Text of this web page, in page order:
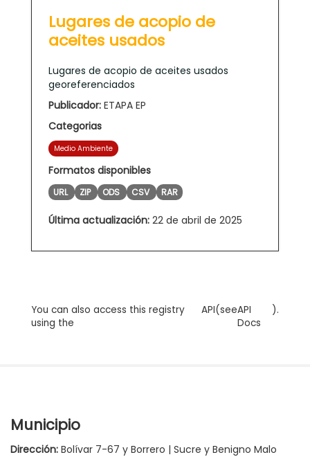
Lugares de acopio de
aceites usados
Lugares de acopio de aceites usados
georeferenciados
Publicador: ETAPA EP
Categorias
Medio Ambiente
Formatos disponibles
URL ZIP ODS CSV RAR
Última actualización: 22 de abril de 2025
You can also access this registry
using the
API(seeAPI
Docs
).
Municipio
Dirección: Bolívar 7-67 y Borrero | Sucre y Benigno Malo